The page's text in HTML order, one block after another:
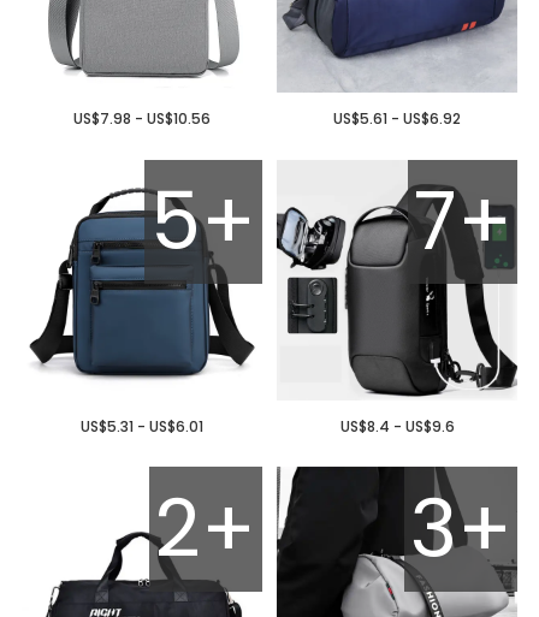
US$5.61 - US$6.92
US$7.98 - US$10.56
7+
US$8.4 - US$9.6
5+
US$5.31 - US$6.01
3+
2+